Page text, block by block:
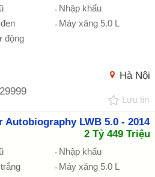
Nhập khẩu
Máy xăng 5.0 L
động
Hà Nội
Lưu tin
Autobiography LWB 5.0 - 2014
2 Tỷ 449 Triệu
Nhập khẩu
Máy xăng 5.0 L